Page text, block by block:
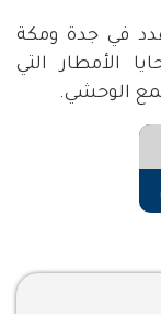
في جدة ومكة
الأمطار التي
الوحشي.
طباعة